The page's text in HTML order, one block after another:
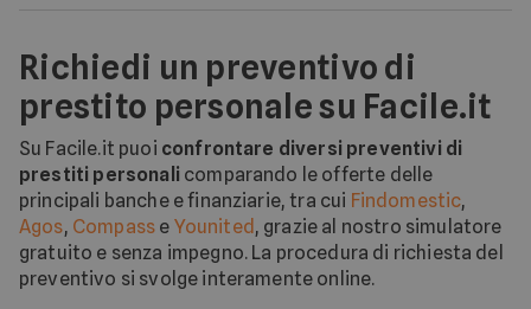
Richiedi un preventivo di
prestito personale su Facile.it
Su Facile.it puoi confrontare diversi preventivi di
prestiti personali comparando le offerte delle
principali banche e finanziarie, tra cui Findomestic,
Agos, Compass e Younited , grazie al nostro simulatore
gratuito e senza impegno. La procedura di richiesta del
preventivo si svolge interamente online.